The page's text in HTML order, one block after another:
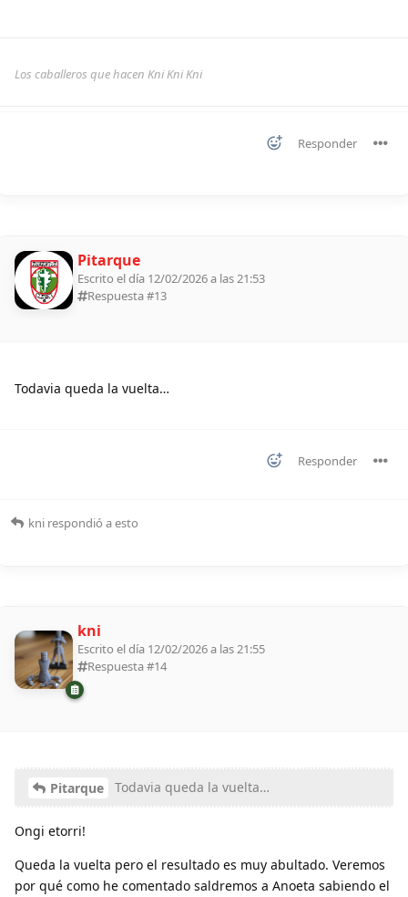
Los caballeros que hacen Kni Kni Kni
Responder
Pitarque
Escrito el día 12/02/2026 a las 21:53
Respuesta #13
Todavia queda la vuelta…
Responder
kni respondió a esto
kni
Escrito el día 12/02/2026 a las 21:55
Respuesta #14
Pitarque Todavia queda la vuelta…
Ongi etorri!
Queda la vuelta pero el resultado es muy abultado. Veremos
por qué como he comentado saldremos a Anoeta sabiendo el